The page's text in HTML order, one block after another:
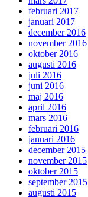
februari 2017
januari 2017
december 2016
november 2016
oktober 2016
augusti 2016
juli 2016
juni 2016
maj 2016
april 2016
mars 2016
februari 2016
januari 2016
december 2015
november 2015
oktober 2015
september 2015
augusti 2015